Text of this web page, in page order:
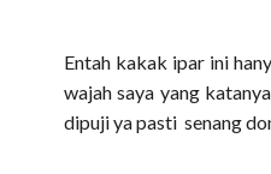
Entah kakak ipar ini
wajah saya yang
dipuji ya pasti senang